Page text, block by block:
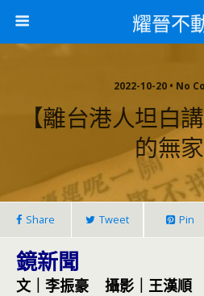
耀晉不
2022-10-20 • No
【離台港人坦白
的無
Share Tweet Pin
鏡新聞
文｜李振豪 攝影｜王漢順